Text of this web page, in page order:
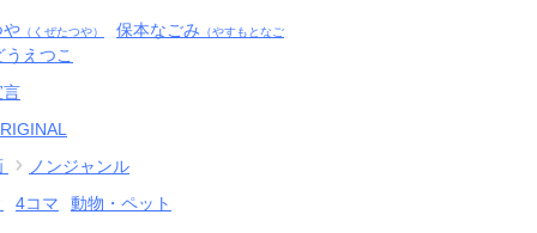
や （くぜたつや） 保本なごみ （やすもとなご
うえつこ
言
ノンジャンル
4コマ
動物・ペット